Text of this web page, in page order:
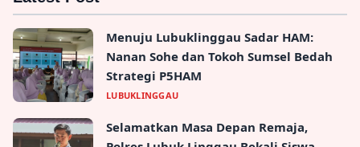
KPK Gerebek Rumah Penyuap Mantan
Bupati Bekasi Ade Kunang, Dokumen dan
Flash Disk Disita!
Nasional - 25, Dec, 2025, 06:47:42